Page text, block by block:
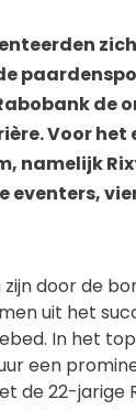
de
Voor
namelijk
door de
uit het
In het
een
22-jarige